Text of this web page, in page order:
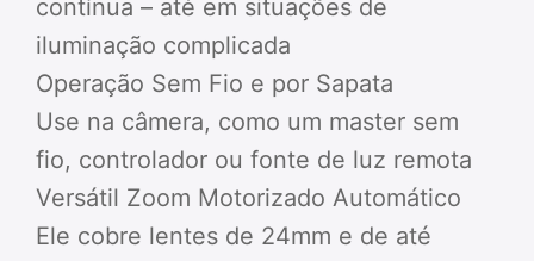
contínua – até em situações de
iluminação complicada
Operação Sem Fio e por Sapata
Use na câmera, como um master sem
fio, controlador ou fonte de luz remota
Versátil Zoom Motorizado Automático
Ele cobre lentes de 24mm e de até